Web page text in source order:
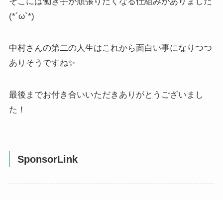
(*´ω`*)
中村さんの第二の人生はこれから面白い事になりつつ
ありそうですね✨
最後までお付き合いいただきありがとうございまし
た！
SponsorLink